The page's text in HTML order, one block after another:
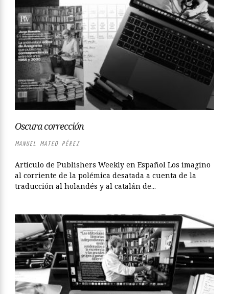
Oscura corrección
MANUEL MATEO PÉREZ
Artículo de Publishers Weekly en Español Los imagino
al corriente de la polémica desatada a cuenta de la
traducción al holandés y al catalán de...